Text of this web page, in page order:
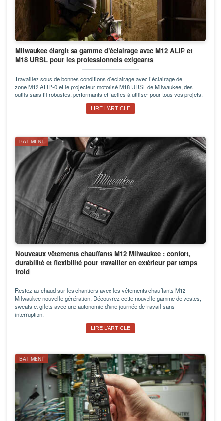
Milwaukee élargit sa gamme d’éclairage avec M12 ALIP et
M18 URSL pour les professionnels exigeants
Travaillez sous de bonnes conditions d’éclairage avec l’éclairage de
zone M12 ALIP-0 et le projecteur motorisé M18 URSL de Milwaukee, des
outils sans fil robustes, performants et faciles à utiliser pour tous vos projets.
LIRE L’ARTICLE
BÂTIMENT
Nouveaux vêtements chauffants M12 Milwaukee : confort,
durabilité et flexibilité pour travailler en extérieur par temps
froid
Restez au chaud sur les chantiers avec les vêtements chauffants M12
Milwaukee nouvelle génération. Découvrez cette nouvelle gamme de vestes,
sweats et gilets avec une autonomie d'une journée de travail sans
interruption.
LIRE L’ARTICLE
BÂTIMENT